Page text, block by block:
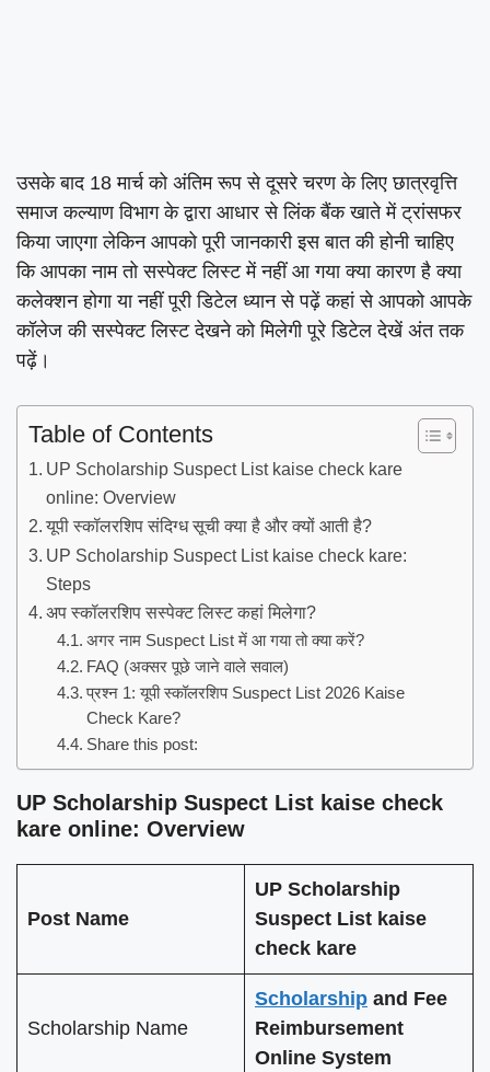
उसके बाद 18 मार्च को अंतिम रूप से दूसरे चरण के लिए छात्रवृत्ति
समाज कल्याण विभाग के द्वारा आधार से लिंक बैंक खाते में ट्रांसफर
किया जाएगा लेकिन आपको पूरी जानकारी इस बात की होनी चाहिए
कि आपका नाम तो सस्पेक्ट लिस्ट में नहीं आ गया क्या कारण है क्या
कलेक्शन होगा या नहीं पूरी डिटेल ध्यान से पढ़ें कहां से आपको आपके
कॉलेज की सस्पेक्ट लिस्ट देखने को मिलेगी पूरे डिटेल देखें अंत तक
पढ़ें।
Table of Contents
UP Scholarship Suspect List kaise check kare
online: Overview
यूपी स्कॉलरशिप संदिग्ध सूची क्या है और क्यों आती है?
UP Scholarship Suspect List kaise check kare:
Steps
अप स्कॉलरशिप सस्पेक्ट लिस्ट कहां मिलेगा?
अगर नाम Suspect List में आ गया तो क्या करें?
FAQ (अक्सर पूछे जाने वाले सवाल)
प्रश्न 1: यूपी स्कॉलरशिप Suspect List 2026 Kaise
Check Kare?
Share this post:
UP Scholarship Suspect List kaise check
kare online: Overview
Post Name
UP Scholarship
Suspect List kaise
check kare
Scholarship Name
Scholarship and Fee
Reimbursement
Online System